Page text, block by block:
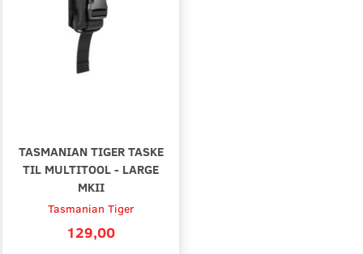
TASMANIAN TIGER TASKE
TIL MULTITOOL - LARGE
MKII
Tasmanian Tiger
129,00